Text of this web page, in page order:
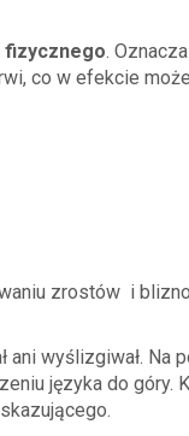
fizycznego.
co w efekcie może
zrostów i
ani wyślizgiwał. Na
języka do góry.